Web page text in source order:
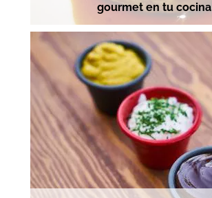
gourmet en tu cocina